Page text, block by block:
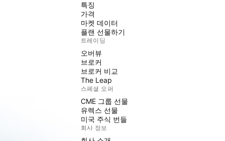
특징
가격
마켓 데이터
플랜 선물하기
트레이딩
오버뷰
브로커
브로커 비교
The Leap
스페셜 오퍼
CME 그룹 선물
유렉스 선물
미국 주식 번들
회사 정보